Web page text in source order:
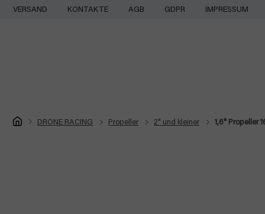
Zum
VERSAND KONTAKTE AGB GDPR IMPRESSUM
StartseiteDRONE RACING Propeller 2" und kleiner 1,6" Propeller